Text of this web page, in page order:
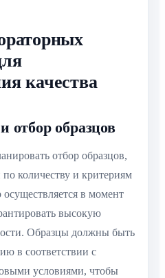
качества
отбор образцов
отбор образцов,
количеству и критериям
в момент
высокую
Образцы должны быть
в соответствии с
условиями, чтобы